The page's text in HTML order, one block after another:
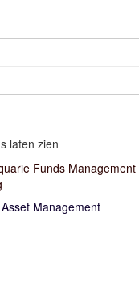
laten zien
Funds Management
Asset Management